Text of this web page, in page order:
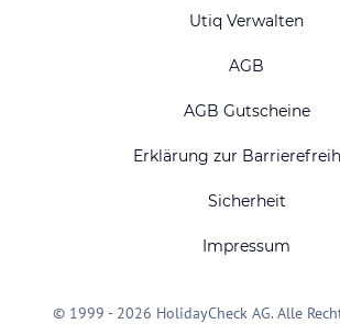
Utiq Verwalten
AGB
AGB Gutscheine
Erklärung zur
Sicherheit
Impressum
© 1999 - 2026 HolidayCheck AG. Alle